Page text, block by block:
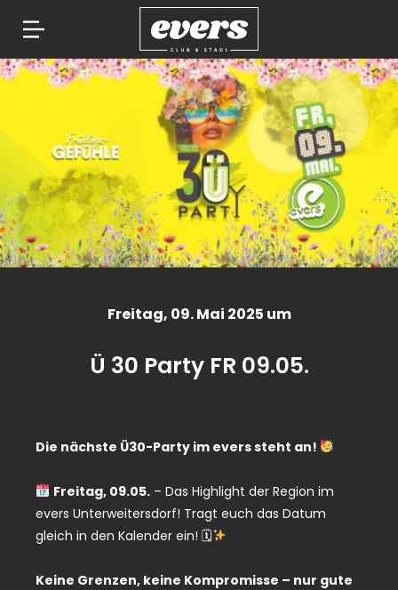
Springe
zum
Freitag, 09. Mai 2025 um
Ü 30 Party FR 09.05.
Die nächste Ü30-Party im evers steht an!
Freitag, 09.05.– Das Highlight der Region im
evers Unterweitersdorf! Tragt euch das Datum
gleich in den Kalender ein! 🗓
Keine Grenzen, keine Kompromisse – nur gute